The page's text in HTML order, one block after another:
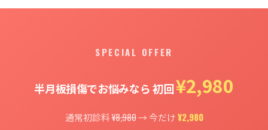
SPECIAL OFFER
半月板損傷でお悩みなら 初回¥2,980
通常初診料¥8,980→ 今だけ¥2,980